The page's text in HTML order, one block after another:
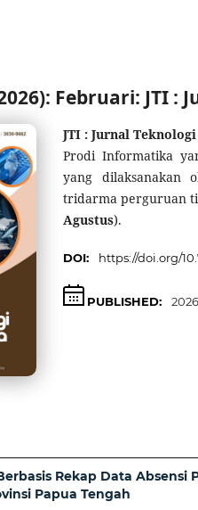
Februari: JTI
JTI : Jurnal
Prodi Informatika
yang dilaksanakan
tridarma perguruan
Agustus).
DOI: https://doi.org/
PUBLISHED:
Rekap Data
Papua Tengah